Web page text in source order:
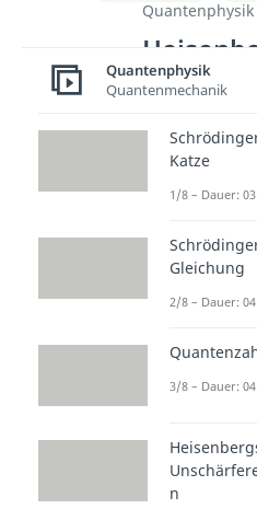
Quantenphysik
Wichtige
der
Quantenphysik
Quantenmechanik
Katze
1/8 – Dauer:
Gleichung
2/8 – Dauer:
3/8 – Dauer:
n